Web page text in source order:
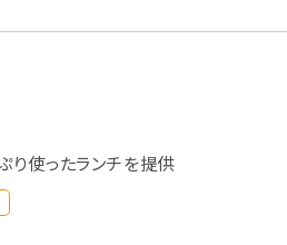
り使ったランチを提供